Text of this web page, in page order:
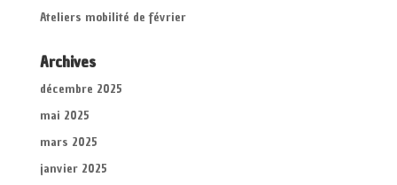
Ateliers mobilité de février
Archives
décembre 2025
mai 2025
mars 2025
janvier 2025